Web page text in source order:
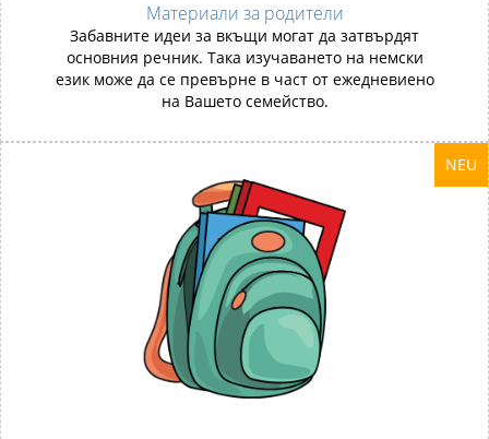
Материали за родители
Забавните идеи за вкъщи могат да затвърдят
основния речник. Така изучаването на немски
език може да се превърне в част от ежедневиено
на Вашето семейство.
NEU